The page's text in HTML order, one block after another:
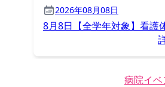
2026年08月08日
8月8日【全学年対象】看護
病院イ